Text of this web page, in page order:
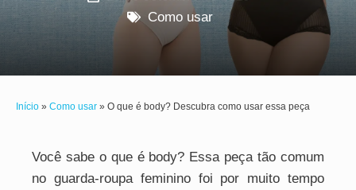
Como usar
Início » Como usar » O que é body? Descubra como usar essa peça
Você sabe o que é body? Essa peça tão comum
no guarda-roupa feminino foi por muito tempo